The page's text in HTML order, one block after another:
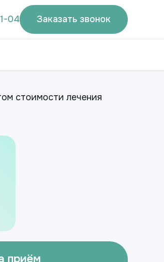
04 Заказать звонок
стоимости лечения
приём